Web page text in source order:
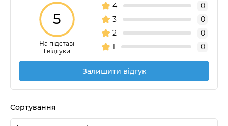
5
На підставі
1 відгуки
4
0
3
0
2
0
1
0
Залишити відгук
Сортування